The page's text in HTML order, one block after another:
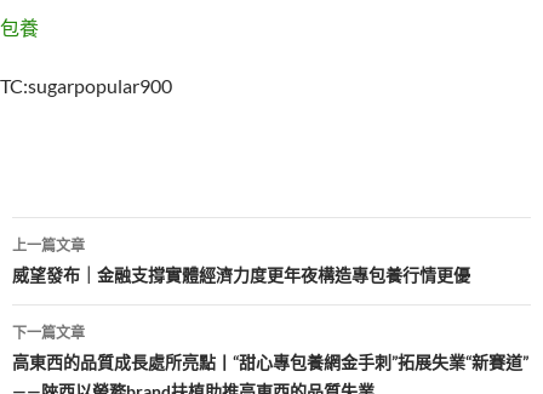
包養
TC:sugarpopular900
文
章
導
覽
上一篇文章
威望發布｜金融支撐實體經濟力度更年夜構造專包養行情更優
下一篇文章
高東西的品質成長處所亮點丨“甜心專包養網金手刺”拓展失業“新賽道”